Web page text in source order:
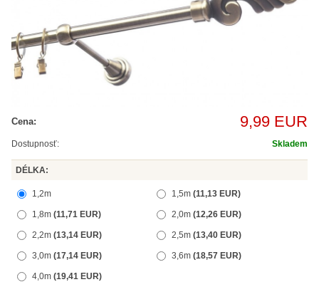
Cena: 9,99 EUR
Dostupnosť: Skladem
DÉLKA:
1,2m 1,5m (11,13 EUR)
1,8m (11,71 EUR) 2,0m (12,26 EUR)
2,2m (13,14 EUR) 2,5m (13,40 EUR)
3,0m (17,14 EUR) 3,6m (18,57 EUR)
4,0m (19,41 EUR)